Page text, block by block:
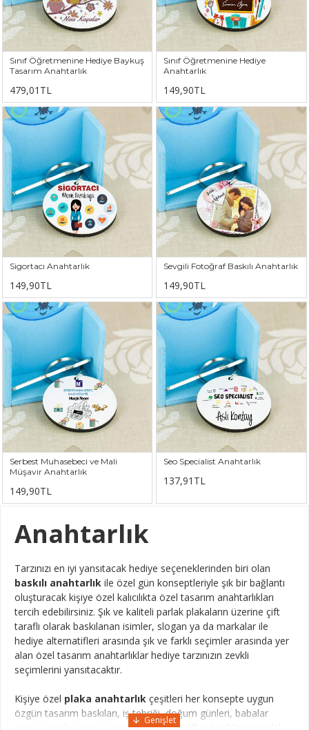
Sınıf Öğretmenine Hediye Baykuş
Tasarım Anahtarlık
479,01TL
Sınıf Öğretmenine Hediye
Anahtarlık
149,90TL
Sigortacı Anahtarlık
149,90TL
Sevgili Fotoğraf Baskılı Anahtarlık
149,90TL
Serbest Muhasebeci ve Mali
Müşavir Anahtarlık
149,90TL
Seo Specialist Anahtarlık
137,91TL
Anahtarlık
Tarzınızı en iyi yansıtacak hediye seçeneklerinden biri olan
baskılı anahtarlık ile özel gün konseptleriyle şık bir bağlantı
oluşturacak kişiye özel kalıcılıkta özel tasarım anahtarlıkları
tercih edebilirsiniz. Şık ve kaliteli parlak plakaların üzerine çift
taraflı olarak baskılanan isimler, slogan ya da markalar ile
hediye alternatifleri arasında şık ve farklı seçimler arasında yer
alan özel tasarım anahtarlıklar hediye tarzınızın zevkli
seçimlerini yansıtacaktır.
Kişiye özel plaka anahtarlık çeşitleri her konsepte uygun
özgün tasarım baskıları, iş tebriği, doğum günleri, babalar